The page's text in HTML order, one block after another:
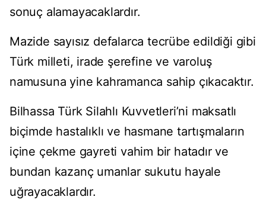
sonuç alamayacaklardır.
Mazide sayısız defalarca tecrübe edildiği gibi
Türk milleti, irade şerefine ve varoluş
namusuna yine kahramanca sahip çıkacaktır.
Bilhassa Türk Silahlı Kuvvetleri’ni maksatlı
biçimde hastalıklı ve hasmane tartışmaların
içine çekme gayreti vahim bir hatadır ve
bundan kazanç umanlar sukutu hayale
uğrayacaklardır.